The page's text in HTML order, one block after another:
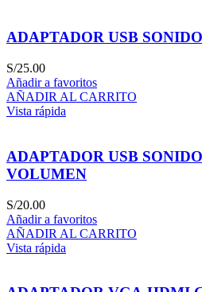
ADAPTADOR USB
S/25.00
Añadir a favoritos
AÑADIR AL CARRITO
Vista rápida
ADAPTADOR USB
VOLUMEN
S/20.00
Añadir a favoritos
AÑADIR AL CARRITO
Vista rápida